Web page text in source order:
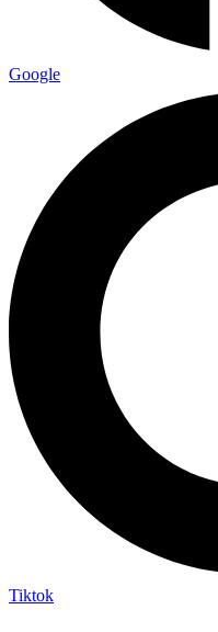
Google
Tiktok